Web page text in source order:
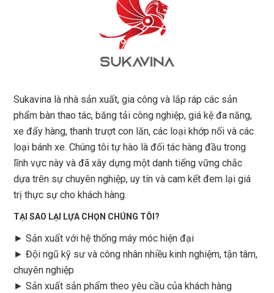
Sukavina là nhà sản xuất, gia công và lắp ráp các sản
phẩm bàn thao tác, băng tải công nghiệp, giá kệ đa năng,
xe đẩy hàng, thanh trượt con lăn, các loại khớp nối và các
loại bánh xe. Chúng tôi tự hào là đối tác hàng đầu trong
lĩnh vực này và đã xây dựng một danh tiếng vững chắc
dựa trên sự chuyên nghiệp, uy tín và cam kết đem lại giá
trị thực sự cho khách hàng.
TẠI SAO LẠI LỰA CHỌN CHÚNG TÔI?
► Sản xuất với hệ thống máy móc hiện đại
► Đội ngũ kỹ sư và công nhân nhiều kinh nghiệm, tận tâm,
chuyên nghiệp
► Sản xuất sản phẩm theo yêu cầu của khách hàng